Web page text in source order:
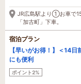
JR広島駅より①お車で
「加古町」下車。
宿泊プラン
【早いがお得！】＜14
にも便利
ポイント2%